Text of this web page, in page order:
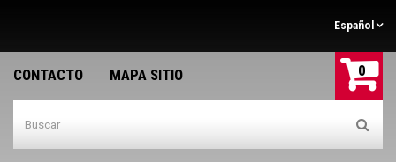
Español
CONTACTO MAPA SITIO 0